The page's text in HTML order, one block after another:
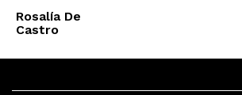
Rosalía De
Castro